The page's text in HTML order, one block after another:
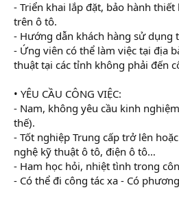
e
r
- Triển khai lắp đặt, bảo hành
trên ô tô.
- Hướng dẫn khách hàng sử dụng
- Ứng viên có thể làm việc tại địa
thuật tại các tỉnh không phải đến
• YÊU CẦU CÔNG VIỆC:
- Nam, không yêu cầu kinh
thế).
- Tốt nghiệp Trung cấp trở lên
nghệ kỹ thuật ô tô, điện ô tô…
- Ham học hỏi, nhiệt tình trong
- Có thể đi công tác xa - Có